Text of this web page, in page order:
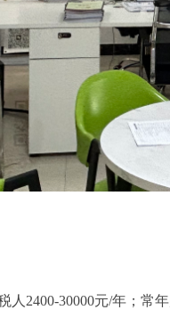
人2400-30000元/年；